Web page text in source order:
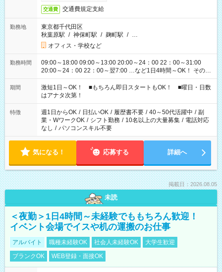
交通費 交通費規定支給
勤務地
東京都千代田区
秋葉原駅 / 神保町駅 / 麹町駅 / …
オフィス・学校など
勤務時間
09:00～18:00 09:00～13:00 20:00～24：00 22：00～31:00
20:00～24：00 22：00～翌7:00 …など1日4時間～OK！ その他
シフトもございます！ お気軽にご相談ください！
期間
激短1日～OK！ ■もちろん即日スタートもOK！ ■曜日・日数
はアナタ次第！
特徴 週1日からOK / 日払いOK / 履歴書不要 / 40～50代活躍中 / 副
業・WワークOK / シフト勤務 / 10名以上の大量募集 / 電話対応
なし / パソコンスキル不要
気になる！ 応募する 詳細へ
掲載日：2026.08.05
未読
＜夜勤＞1日4時間～未経験でももちろん歓迎！
イベント会場でイスや机の運搬のお仕事
アルバイト 職種未経験OK 社会人未経験OK
大学生歓迎
ブランクOK
WEB登録・面接OK